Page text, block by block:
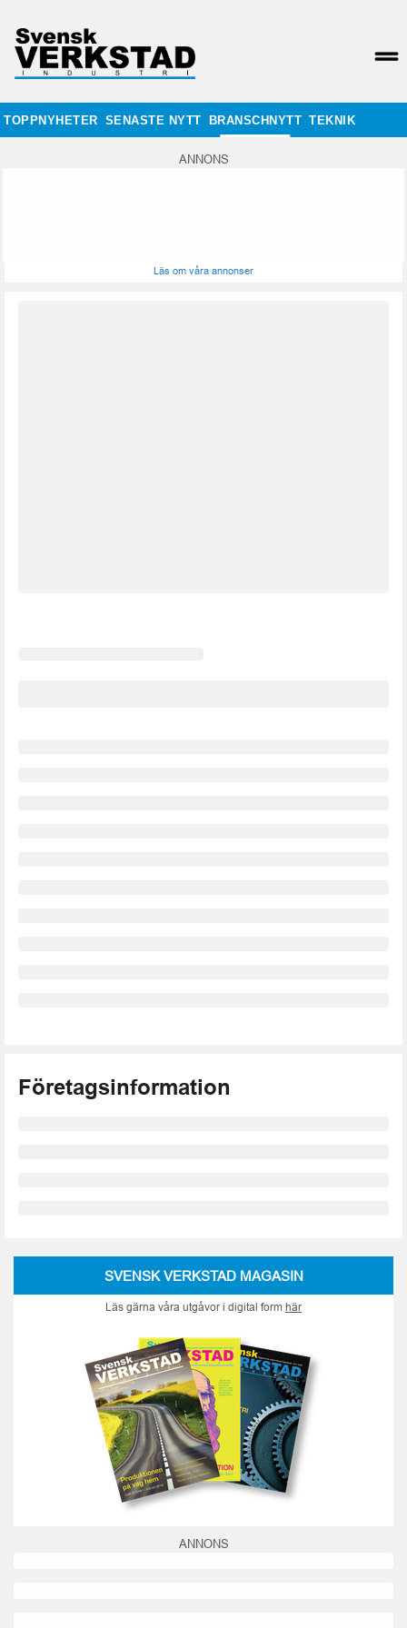
TOPPNYHETER SENASTE NYTT BRANSCHNYTT TEKNIK
ANNONS
Läs om våra annonser
Företagsinformation
SVENSK VERKSTAD MAGASIN
Läs gärna våra utgåvor i digital form här
ANNONS